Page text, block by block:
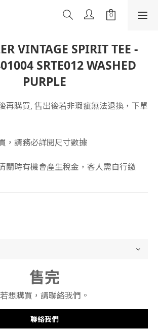
VINTAGE SPIRIT TEE -
SRTE012 WASHED
PURPLE
再購買, 售出後若非瑕疵無法退換，下單
，請務必詳閱尺寸數據
關時有機會產生稅金，客人需自行繳
售完
若想購買，請聯絡我們。
聯絡我們